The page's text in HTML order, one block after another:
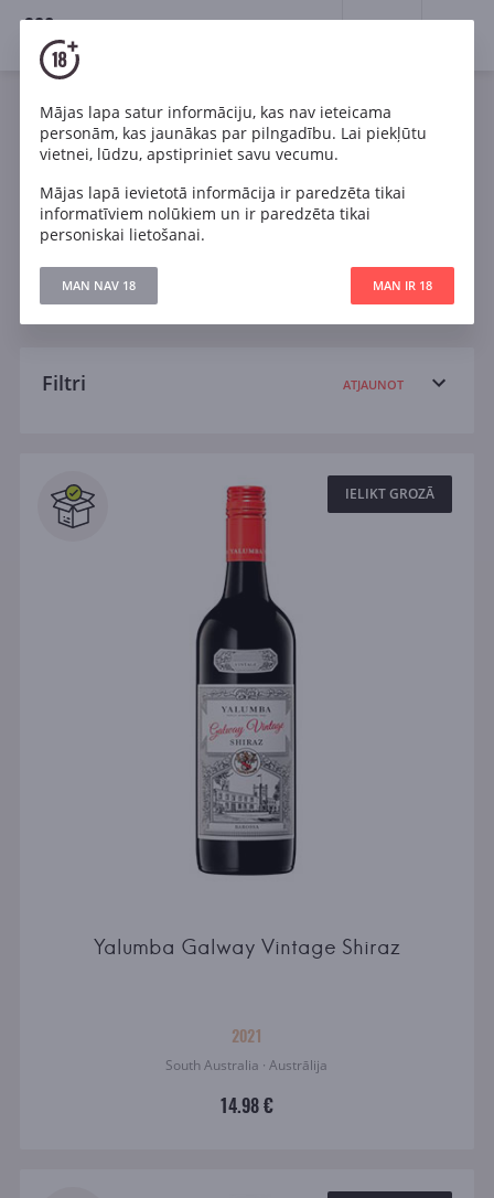
18+
Sarkans Cabernet Sauvignon Chardonnay
Malbec Pinot Noir Pinotage Riesling
Sangiovese Tempranillo
Pussauss
Filtri ATJAUNOT
Visi IELIKT GROZĀ
Yalumba Galway Vintage Shiraz
2021
South Australia · Austrālija
14.98 €
Mājas lapa satur informāciju, kas nav ieteicama
personām, kas jaunākas par pilngadību. Lai piekļūtu
vietnei, lūdzu, apstipriniet savu vecumu.
Mājas lapā ievietotā informācija ir paredzēta tikai
informatīviem nolūkiem un ir paredzēta tikai
personiskai lietošanai.
MAN NAV 18 MAN IR 18